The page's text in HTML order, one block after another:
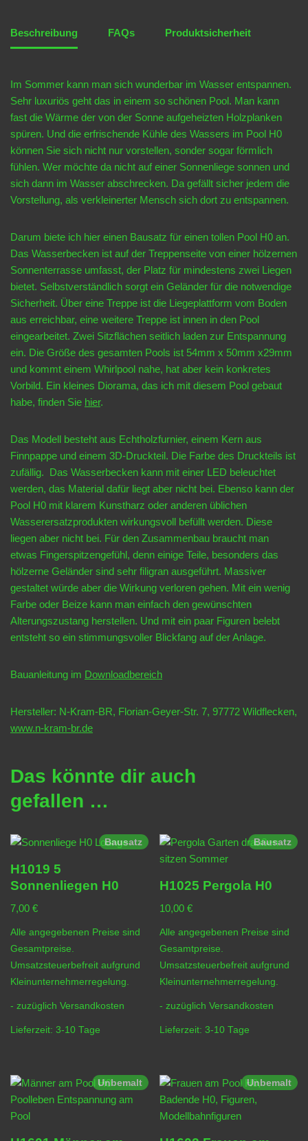
Beschreibung FAQs Produktsicherheit
Im Sommer kann man sich wunderbar im Wasser entspannen.
Sehr luxuriös geht das in einem so schönen Pool. Man kann
fast die Wärme der von der Sonne aufgeheizten Holzplanken
spüren. Und die erfrischende Kühle des Wassers im Pool H0
können Sie sich nicht nur vorstellen, sonder sogar förmlich
fühlen. Wer möchte da nicht auf einer Sonnenliege sonnen und
sich dann im Wasser abschrecken. Da gefällt sicher jedem die
Vorstellung, als verkleinerter Mensch sich dort zu entspannen.
Darum biete ich hier einen Bausatz für einen tollen Pool H0 an.
Das Wasserbecken ist auf der Treppenseite von einer hölzernen
Sonnenterrasse umfasst, der Platz für mindestens zwei Liegen
bietet. Selbstverständlich sorgt ein Geländer für die notwendige
Sicherheit. Über eine Treppe ist die Liegeplattform vom Boden
aus erreichbar, eine weitere Treppe ist innen in den Pool
eingearbeitet. Zwei Sitzflächen seitlich laden zur Entspannung
ein. Die Größe des gesamten Pools ist 54mm x 50mm x29mm
und kommt einem Whirlpool nahe, hat aber kein konkretes
Vorbild. Ein kleines Diorama, das ich mit diesem Pool gebaut
habe, finden Sie hier.
Das Modell besteht aus Echtholzfurnier, einem Kern aus
Finnpappe und einem 3D-Druckteil. Die Farbe des Druckteils ist
zufällig. Das Wasserbecken kann mit einer LED beleuchtet
werden, das Material dafür liegt aber nicht bei. Ebenso kann der
Pool H0 mit klarem Kunstharz oder anderen üblichen
Wasserersatzprodukten wirkungsvoll befüllt werden. Diese
liegen aber nicht bei. Für den Zusammenbau braucht man
etwas Fingerspitzengefühl, denn einige Teile, besonders das
hölzerne Geländer sind sehr filigran ausgeführt. Massiver
gestaltet würde aber die Wirkung verloren gehen. Mit ein wenig
Farbe oder Beize kann man einfach den gewünschten
Alterungszustang herstellen. Und mit ein paar Figuren belebt
entsteht so ein stimmungsvoller Blickfang auf der Anlage.
Bauanleitung im Downloadbereich
Hersteller: N-Kram-BR, Florian-Geyer-Str. 7, 97772 Wildflecken,
www.n-kram-br.de
Das könnte dir auch
gefallen …
Bausatz
H1019 5
Sonnenliegen H0
7,00 €
Alle angegebenen Preise sind
Gesamtpreise.
Umsatzsteuerbefreit aufgrund
Kleinunternehmerregelung.
- zuzüglich Versandkosten
Lieferzeit: 3-10 Tage
Bausatz
H1025 Pergola H0
10,00€
Alle angegebenen Preise sind
Gesamtpreise.
Umsatzsteuerbefreit aufgrund
Kleinunternehmerregelung.
- zuzüglichVersandkosten
Lieferzeit:3-10 Tage
Unbemalt Unbemalt